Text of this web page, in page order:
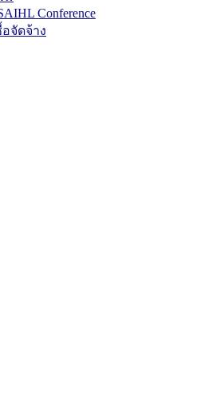
Conference
จัดจ้าง